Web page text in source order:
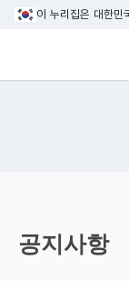
이 누리집은 대한민
방송미디
시
작
공지사항